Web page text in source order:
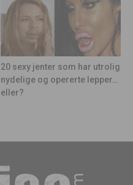
20 sexy jenter som har utrolig
nydelige og opererte lepper…
eller?